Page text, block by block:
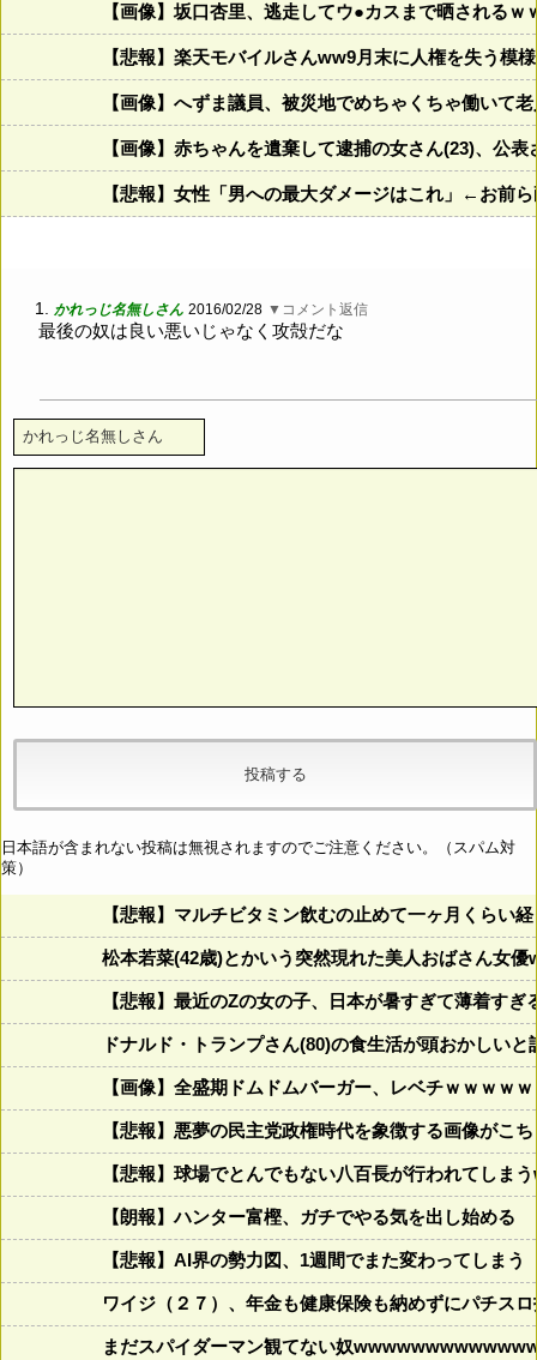
【画像】坂口杏里、逃走してウ●カスまで晒されるｗ
【悲報】楽天モバイルさんww9月末に人権を失う模
【画像】へずま議員、被災地でめちゃくちゃ働いて
【画像】赤ちゃんを遺棄して逮捕の女さん(23)、公
【悲報】女性「男への最大ダメージはこれ」←お前
1. かれっじ名無しさん 2016/02/28 ▼コメント返信
最後の奴は良い悪いじゃなく攻殻だな
日本語が含まれない投稿は無視されますのでご注意ください。（スパム対
策）
【悲報】マルチビタミン飲むの止めて一ヶ月くらい
松本若菜(42歳)とかいう突然現れた美人おばさん女優
【悲報】最近のZの女の子、日本が暑すぎて薄着すぎ
ドナルド・トランプさん(80)の食生活が頭おかしい
【画像】全盛期ドムドムバーガー、レベチｗｗｗｗ
【悲報】悪夢の民主党政権時代を象徴する画像がこ
【悲報】球場でとんでもない八百長が行われてし
【朗報】ハンター富樫、ガチでやる気を出し始める
【悲報】AI界の勢力図、1週間でまた変わってしまう
ワイジ（２７）、年金も健康保険も納めずにパチス
まだスパイダーマン観てない奴